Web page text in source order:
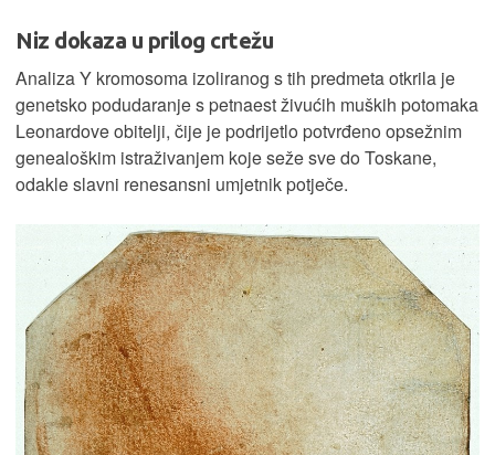
Niz dokaza u prilog crtežu
Analiza Y kromosoma izoliranog s tih predmeta otkrila je
genetsko podudaranje s petnaest živućih muških potomaka
Leonardove obitelji, čije je podrijetlo potvrđeno opsežnim
genealoškim istraživanjem koje seže sve do Toskane,
odakle slavni renesansni umjetnik potječe.